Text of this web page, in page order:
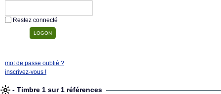
Restez connecté
mot de passe oublié ?
inscrivez-vous !
- Timbre 1 sur 1 références